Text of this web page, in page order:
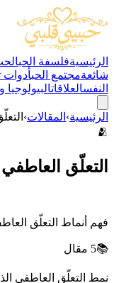
الرئيسيةفلسفة الحب
شائعةمجتمع الحبأدوات
النفسالعلاقاتالبيولوجيا
الرئيسية› المقالات›
🫂
التعلّق
فهم أنماط التعلّق
📚
5 مقال
نمط التعلّق العاطفي